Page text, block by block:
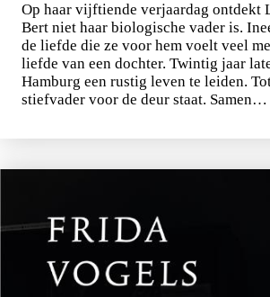
Op haar vijftiende verjaardag ontdekt
Bert niet haar biologische vader is.
de liefde die ze voor hem voelt veel
liefde van een dochter. Twintig jaar
Hamburg een rustig leven te leiden.
stiefvader voor de deur staat. Samen…